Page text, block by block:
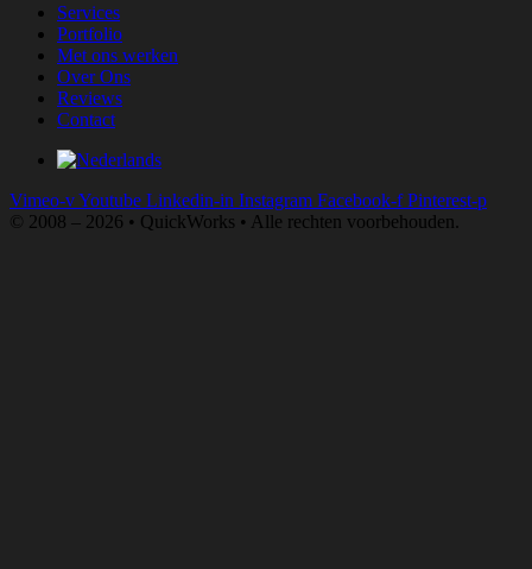
Services
Portfolio
Met ons werken
Over Ons
Reviews
Contact
Vimeo-vYoutube Linkedin-in Instagram Facebook-f Pinterest-p
© 2008 – 2026 • QuickWorks • Alle rechten voorbehouden.